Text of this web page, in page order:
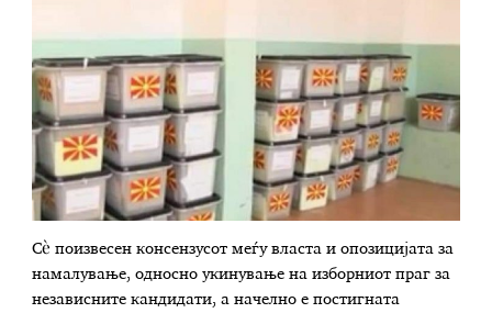
Сè поизвесен консензусот меѓу власта и опозицијата за
намалување, односно укинување на изборниот праг за
независните кандидати, а начелно е постигната